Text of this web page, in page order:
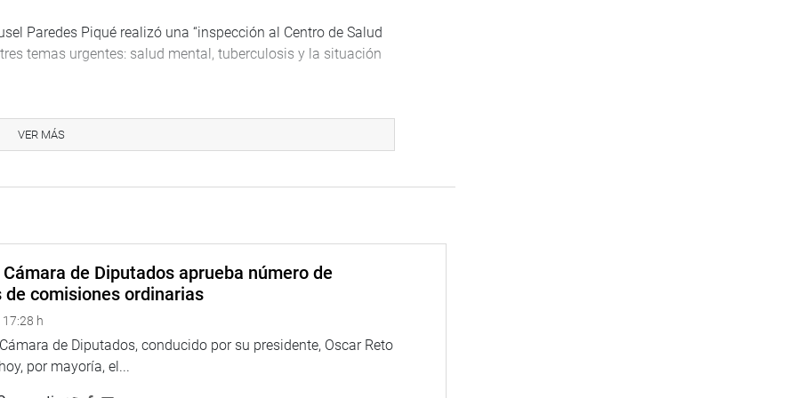
Paredes Piqué realizó una “inspección al Centro de Salud
temas urgentes: salud mental, tuberculosis y la situación
VER MÁS
de Diputados aprueba número de
comisiones ordinarias
h
de Diputados, conducido por su presidente, Oscar Reto
por mayoría, el...